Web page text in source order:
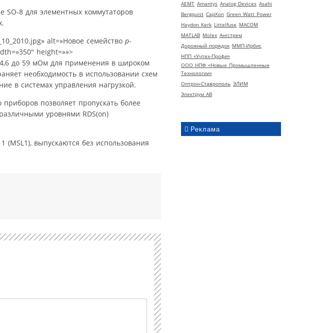
AEMT Amantys Analog Devices Asahi
Bergquist CapXon Green Watt Power
Haydon Kerk Littelfuse MACOM
MATLAB Molex Ангстрем
Дорожный порядок ММП-Ирбис
НПП «Учтех-Профи»
ООО НПФ «Новые Промышленные
Технологии»
Оптрон-Ставрополь ЭЛИМ
Электрум АВ
Реклама
SO-8 для элементных коммутаторов
alt=»Новое семейство p-
height=»»>
до 59 мОм для применения в широком
необходимость в использовании схем
в системах управления нагрузкой.
позволяет пропускать более
уровнями RDS(on)
(MSL1), выпускаются без использования